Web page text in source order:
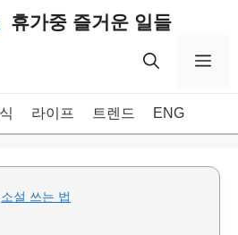
휴가중 즐거운 일들
라이프 트렌드 ENG
소설 쓰는 법